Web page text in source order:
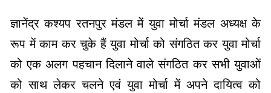
ज्ञानेंद्र कश्यप रतनपुर मंडल में युवा मोर्चा मंडल अध्यक्ष के
रूप में काम कर चुके हैं युवा मोर्चा को संगठित कर युवा मोर्चा
को एक अलग पहचान दिलाने वाले संगठित कर सभी युवाओं
को साथ लेकर चलने एवं युवा मोर्चा में अपने दायित्व को